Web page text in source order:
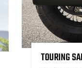
TOURING